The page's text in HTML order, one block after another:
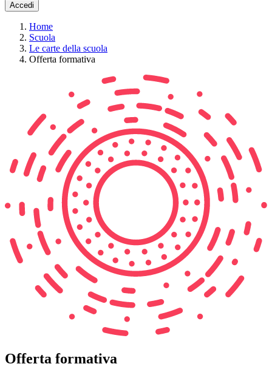
Accedi
Home
Scuola
Le carte della scuola
Offerta formativa
Offerta formativa